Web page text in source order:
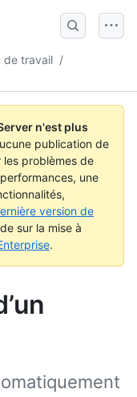
de travail /
n'est plus
publication de
les problèmes de
une
version de
sur la mise à
.